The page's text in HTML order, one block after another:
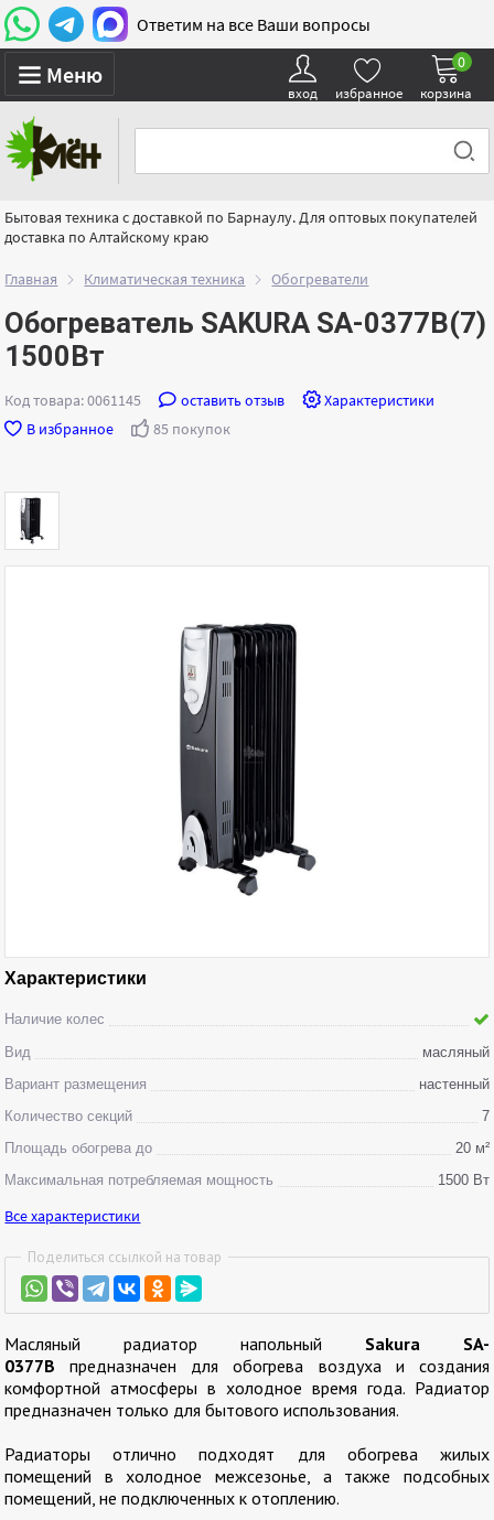
Ответим на все Ваши вопросы
Меню
вход избранное корзина
0
Бытовая техника с доставкой по Барнаулу. Для оптовых покупателей
доставка по Алтайскому краю
Главная Климатическая техника Обогреватели
Обогреватель SAKURA SA-0377B(7)
1500Вт
Код товара: 0061145 оставить отзыв
Характеристики
В избранное
85 покупок
Характеристики
Наличие колес
Вид
масляный
Вариант размещения
настенный
Количество секций
7
Площадь обогрева до
20 м²
Максимальная потребляемая мощность
1500 Вт
Все характеристики
Поделиться ссылкой на товар
Масляный радиатор напольный Sakura SA-
0377B предназначен для обогрева воздуха и создания
комфортной атмосферы в холодное время года. Радиатор
предназначен только для бытового использования.
Радиаторы отлично подходят для обогрева жилых
помещений в холодное межсезонье, а также подсобных
помещений, не подключенных к отоплению.